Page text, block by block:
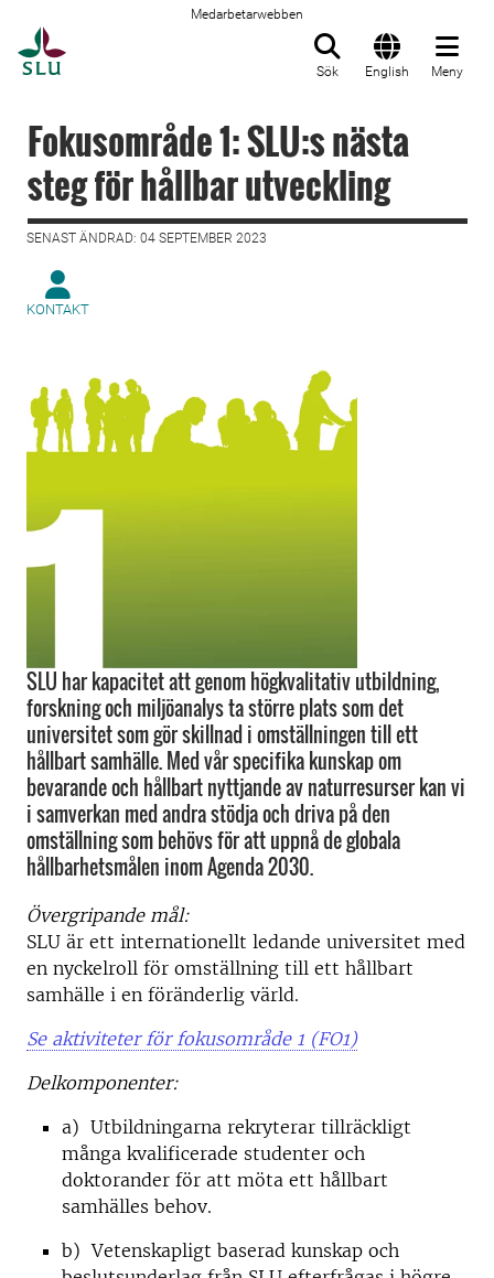
Medarbetarwebben
Sök English Meny
Fokusområde 1: SLU:s nästa
steg för hållbar utveckling
SENAST ÄNDRAD: 04 SEPTEMBER 2023
KONTAKT
SLU har kapacitet att genom högkvalitativ utbildning,
forskning och miljöanalys ta större plats som det
universitet som gör skillnad i omställningen till ett
hållbart samhälle. Med vår specifika kunskap om
bevarande och hållbart nyttjande av naturresurser kan vi
i samverkan med andra stödja och driva på den
omställning som behövs för att uppnå de globala
hållbarhetsmålen inom Agenda 2030.
Övergripande mål:
SLU är ett internationellt ledande universitet med
en nyckelroll för omställning till ett hållbart
samhälle i en föränderlig värld.
Se aktiviteter för fokusområde 1 (FO1)
Delkomponenter:
a) Utbildningarna rekryterar tillräckligt
många kvalificerade studenter och
doktorander för att möta ett hållbart
samhälles behov.
b) Vetenskapligt baserad kunskap och